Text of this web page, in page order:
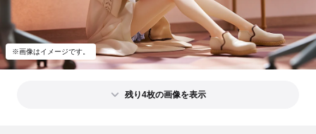
※画像はイメージです。
残り4枚の画像を表示